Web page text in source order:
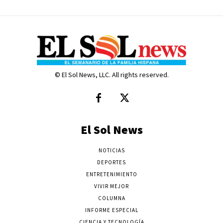
© El Sol News, LLC. All rights reserved.
El Sol News
NOTICIAS
DEPORTES
ENTRETENIMIENTO
VIVIR MEJOR
COLUMNA
INFORME ESPECIAL